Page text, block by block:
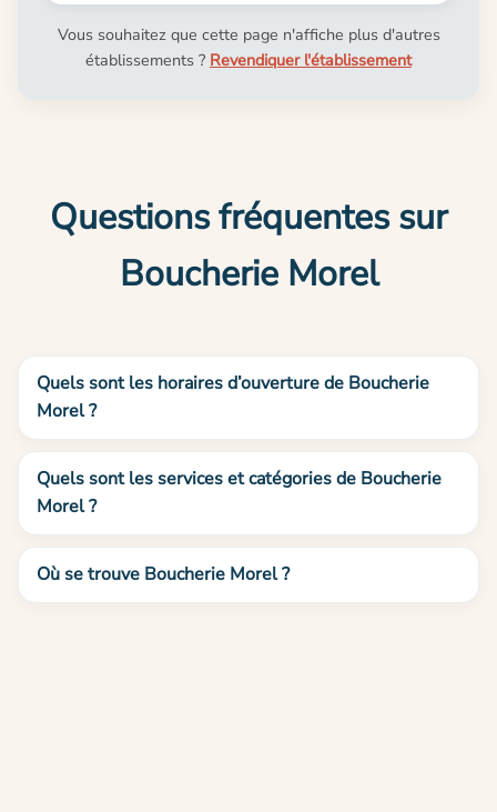
Vous souhaitez que cette page n'affiche plus d'autres
établissements ? Revendiquer l'établissement
Questions fréquentes sur
Boucherie Morel
Quels sont les horaires d’ouverture de Boucherie
Morel ?
Quels sont les services et catégories de Boucherie
Morel ?
Où se trouve Boucherie Morel ?